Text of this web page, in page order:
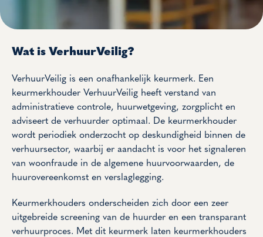
Wat is VerhuurVeilig?
VerhuurVeilig is een onafhankelijk keurmerk. Een
keurmerkhouder VerhuurVeilig heeft verstand van
administratieve controle, huurwetgeving, zorgplicht en
adviseert de verhuurder optimaal. De keurmerkhouder
wordt periodiek onderzocht op deskundigheid binnen de
verhuursector, waarbij er aandacht is voor het signaleren
van woonfraude in de algemene huurvoorwaarden, de
huurovereenkomst en verslaglegging.
Keurmerkhouders onderscheiden zich door een zeer
uitgebreide screening van de huurder en een transparant
verhuurproces. Met dit keurmerk laten keurmerkhouders